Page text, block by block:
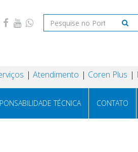
Atendimento Coren Plus
TÉCNICA CONTATO